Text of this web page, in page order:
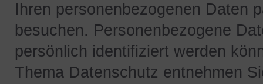
Ihren personenbezogenen Daten
besuchen. Personenbezogene
persönlich identifiziert werden
Thema Datenschutz entnehmen